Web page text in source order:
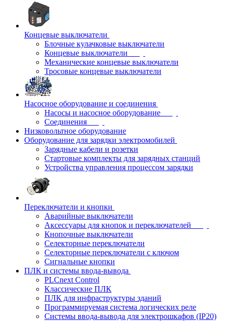
Концевые выключатели
Блочные кулачковые выключатели
Концевые выключатели
Механические концевые выключатели
Тросовые концевые выключатели
Насосное оборудование и соединения
Насосы и насосное оборудование
Соединения
Низковольтное оборудование
Оборудование для зарядки электромобилей
Зарядные кабели и розетки
Стартовые комплекты для зарядных станций
Устройства управления процессом зарядки
Переключатели и кнопки
Аварийные выключатели
Аксессуары для кнопок и переключателей
Кнопочные выключатели
Селекторные переключатели
Селекторные переключатели с ключом
Сигнальные кнопки
ПЛК и системы ввода-вывода
PLCnext Control
Классические ПЛК
ПЛК для инфраструктуры зданий
Программируемая система логических реле
Системы ввода-вывода для электрошкафов (IP20)